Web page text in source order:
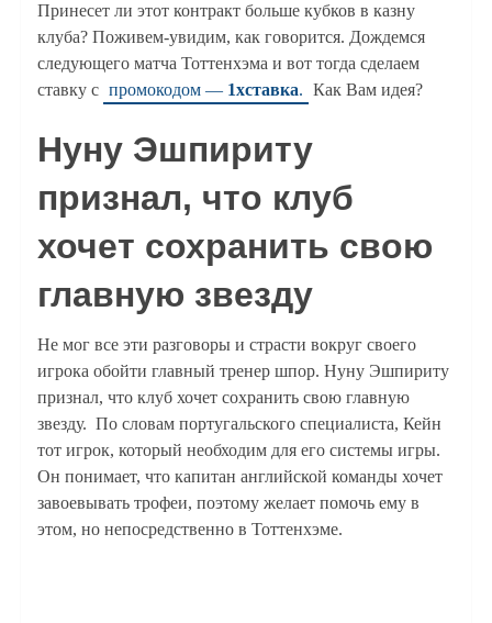
Принесет ли этот контракт больше кубков в казну
клуба? Поживем-увидим, как говорится. Дождемся
следующего матча Тоттенхэма и вот тогда сделаем
ставку с промокодом — 1хставка. Как Вам идея?
Нуну Эшпириту
признал, что клуб
хочет сохранить свою
главную звезду
Не мог все эти разговоры и страсти вокруг своего
игрока обойти главный тренер шпор. Нуну Эшпириту
признал, что клуб хочет сохранить свою главную
звезду. По словам португальского специалиста, Кейн
тот игрок, который необходим для его системы игры.
Он понимает, что капитан английской команды хочет
завоевывать трофеи, поэтому желает помочь ему в
этом, но непосредственно в Тоттенхэме.